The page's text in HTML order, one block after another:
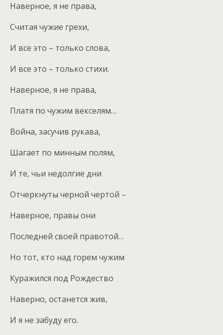
Наверное, я не права,
Считая чужие грехи,
И все это – только слова,
И все это – только стихи.
Наверное, я не права,
Платя по чужим векселям…
Война, засучив рукава,
Шагает по минным полям,
И те, чьи недолгие дни
Отчеркнуты черной чертой –
Наверное, правы они
Последней своей правотой…
Но тот, кто над горем чужим
Куражился под Рождество
Наверно, останется жив,
И я не забуду его.